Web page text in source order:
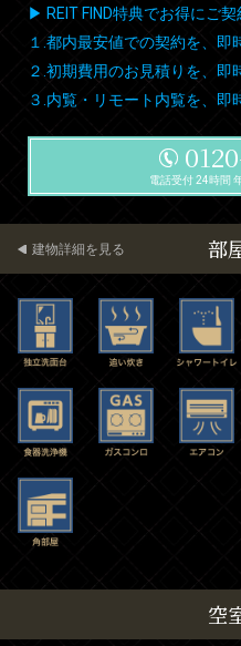
▶ REIT FIND特典でお得にご契
１.都内最安値での契約を、即
２.初期費用のお見積りを、即
３.内覧・リモート内覧を、即
電話受付 24時間
部
建物詳細を見る
空